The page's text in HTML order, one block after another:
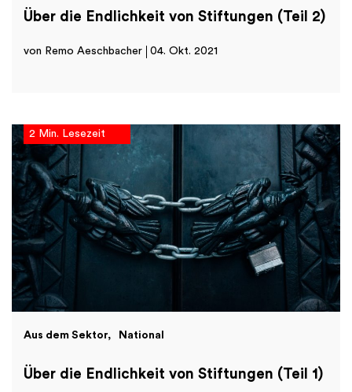
Über die Endlichkeit von Stiftungen (Teil 2)
von Remo Aeschbacher 04. Okt. 2021
2 Min. Lesezeit
Aus dem Sektor National
Über die Endlichkeit von Stiftungen (Teil 1)